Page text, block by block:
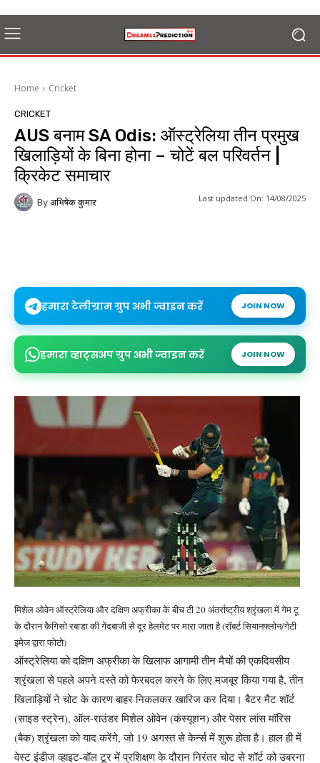
Home Cricket
CRICKET
AUS बनाम SA Odis: ऑस्ट्रेलिया तीन प्रमुख
खिलाड़ियों के बिना होना – चोटें बल परिवर्तन |
क्रिकेट समाचार
By अभिषेक कुमार Last updated On: 14/08/2025
हमारा टेलीग्राम ग्रुप अभी ज्वाइन करें JOIN NOW
हमारा व्हाट्सअप ग्रुप अभी ज्वाइन करें JOIN NOW
मिशेल ओवेन ऑस्ट्रेलिया और दक्षिण अफ्रीका के बीच टी 20 अंतर्राष्ट्रीय श्रृंखला में गेम टू
के दौरान कैगिसो रबाडा की गेंदबाजी से दूर हेलमेट पर मारा जाता है (रॉबर्ट सियानफ्लोन/गेटी
इमेज द्वारा फोटो)
ऑस्ट्रेलिया को दक्षिण अफ्रीका के खिलाफ आगामी तीन मैचों की एकदिवसीय
श्रृंखला से पहले अपने दस्ते को फेरबदल करने के लिए मजबूर किया गया है, तीन
खिलाड़ियों ने चोट के कारण बाहर निकलकर खारिज कर दिया। बैटर मैट शॉर्ट
(साइड स्ट्रेन), ऑल-राउंडर मिशेल ओवेन (कंस्यूशन) और पेसर लांस मॉरिस
(बैक) श्रृंखला को याद करेंगे, जो 19 अगस्त से केर्न्स में शुरू होता है। हाल ही में
वेस्ट इंडीज व्हाइट-बॉल टूर में प्रशिक्षण के दौरान निरंतर चोट से शॉर्ट को उबरना